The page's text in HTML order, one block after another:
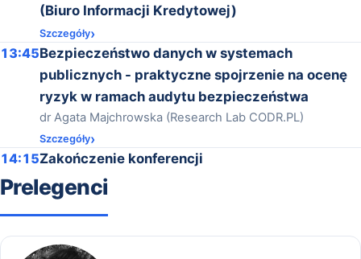
(Biuro Informacji Kredytowej)
Szczegóły
13:45Bezpieczeństwo danych w systemach
publicznych - praktyczne spojrzenie na ocenę
ryzyk w ramach audytu bezpieczeństwa
dr Agata Majchrowska (Research Lab CODR.PL)
Szczegóły
14:15Zakończenie konferencji
Prelegenci